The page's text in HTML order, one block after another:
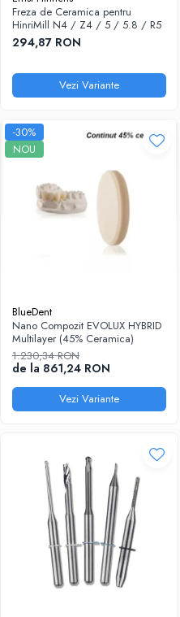
Freza de Ceramica pentru
HinriMill N4 / Z4 / 5 / 5.8 / R5
294,87 RON
Vezi Variante
-30%
NOU
BlueDent
Nano Compozit EVOLUX HYBRID
Multilayer (45% Ceramica)
1.230,34 RON
de la 861,24 RON
Vezi Variante